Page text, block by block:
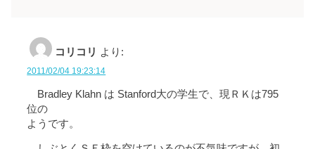
コリコリ より:
2011/02/04 19:23:14
Bradley Klahn は Stanford大の学生で、現ＲＫは795
位の
ようです。